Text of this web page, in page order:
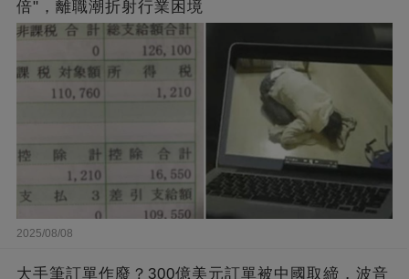
倍"，離職潮折射行業困境
2025/08/08
大手筆訂單作廢？300億美元訂單被中國取締，波音